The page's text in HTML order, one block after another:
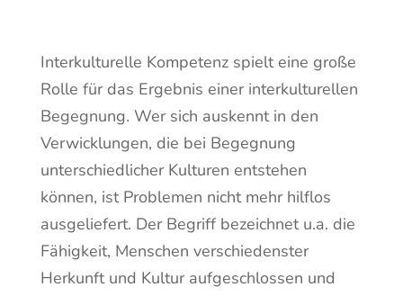
Interkulturelle Kompetenz spielt eine große
Rolle für das Ergebnis einer interkulturellen
Begegnung. Wer sich auskennt in den
Verwicklungen, die bei Begegnung
unterschiedlicher Kulturen entstehen
können, ist Problemen nicht mehr hilflos
ausgeliefert. Der Begriff bezeichnet u.a. die
Fähigkeit, Menschen verschiedenster
Herkunft und Kultur aufgeschlossen und